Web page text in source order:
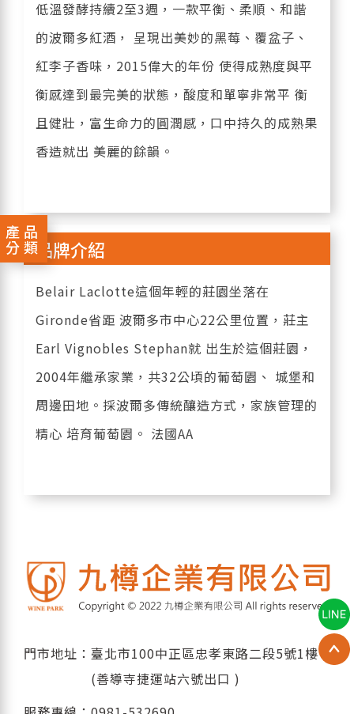
產品
分類
低溫發酵持續2至3週，一款平衡、柔順、和諧
的波爾多紅酒， 呈現出美妙的黑莓、覆盆子、
紅李子香味，2015偉大的年份 使得成熟度與平
衡感達到最完美的狀態，酸度和單寧非常平 衡
且健壯，富生命力的圓潤感，口中持久的成熟果
香造就出 美麗的餘韻。
品牌介紹
Belair Laclotte這個年輕的莊園坐落在
Gironde省距 波爾多市中心22公里位置，莊主
Earl Vignobles Stephan就 出生於這個莊園，
2004年繼承家業，共32公頃的葡萄園、 城堡和
周邊田地。採波爾多傳統釀造方式，家族管理的
精心 培育葡萄園。 法國AA
門市地址：臺北市100中正區忠孝東路二段5號1樓
(善導寺捷運站六號出口 )